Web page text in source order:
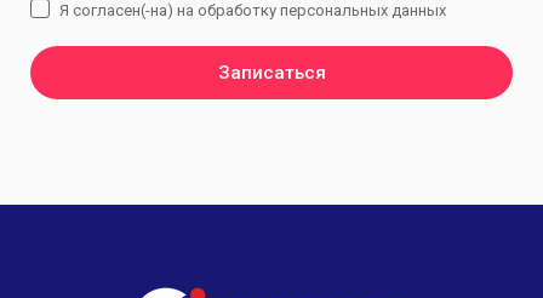
Записаться
Я согласен(-на) на обработку персональных данных